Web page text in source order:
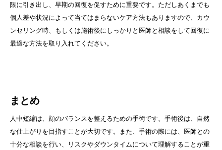
限に引き出し、早期の回復を促すために重要です。ただしあくまでも
個人差や状況によって当てはまらないケア方法もありますので、カウ
ンセリング時、もしくは施術後にしっかりと医師と相談をして回復に
最適な方法を取り入れてください。
まとめ
人中短縮は、顔のバランスを整えるための手術です。手術後は、自然
な仕上がりを目指すことが大切です。また、手術の際には、医師との
十分な相談を行い、リスクやダウンタイムについて理解することが重